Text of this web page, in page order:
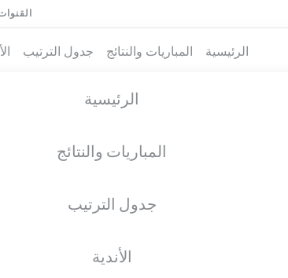
الرئيسية المباريات والنتائج جدول الترتيب
الرئيسية
المباريات والنتائج
جدول الترتيب
الأندية